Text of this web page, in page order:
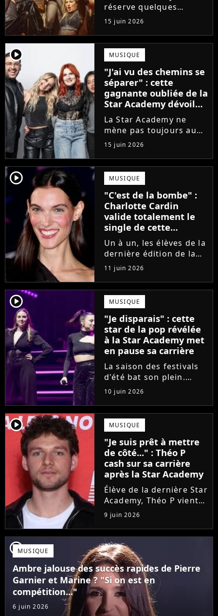
réserve quelques
surprises. Cette
gagnante totalement
oubliée de l'émission
est aujourd'hui plus
écoutée en streaming
que Jenifer et Nolwenn
Leroy !
15 juin 2026
player2 MUSIQUE
"J'ai vu des chemins se
séparer" : cette
gagnante oubliée de la
Star Academy dévoile
l'envers du décor du
métier
La Star Academy ne
mène pas toujours au
succès. Après l'échec de
son premier album,
Anisha Jo, gagnante de
la Star Academy 2022, a
vu beaucoup de portes
se fermer. Sur
Instagram, elle...
15 juin 2026
player2 MUSIQUE
"C'est de la bombe" :
Charlotte Cardin
valide totalement le
single de cette
ancienne élève de la
Star Academy
Un à un, les élèves de la
dernière édition de la
Star Academy se font
une place dans le nid.
Dans le sillage d'Ambre,
c'est au tour de Lily
Campa de présenter
son univers à travers...
11 juin 2026
player2 MUSIQUE
"Je disparais" : cette
star de la pop révélée
à la Star Academy met
en pause sa carrière
La saison des festivals
d'été bat son plein.
Avant sa venue à
Solidays ou aux
Francofolies, cette
chanteuse phare de la
pop francophone fait
une annonce de taille :
une fois sa tournée...
10 juin 2026
player2 MUSIQUE
"Je suis prêt à mettre
de côté..." : Théo P
cash sur sa carrière
après la Star Academy
Élève de la dernière Star
Academy, Théo P vient
de sortir son premier
single Garçon solide. En
interview, l'ancien
candidat se livre à
coeur ouvert sur
l'avenir incertain dans
le milieu...
9 juin 2026
player2MUSIQUE
Ambre jalouse des succès rapides de Pierre
Garnier et Marine ? "Si on est en
compétition..."
6 juin 2026